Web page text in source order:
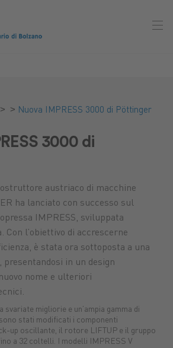
alimentariCombustibili
> > Nuova IMPRESS 3000 di Pöttinger
3000 di
austriaco di macchine
ha lanciato con successo sul
IMPRESS, sviluppata
Con l’obiettivo di accrescerne
è stata ora sottoposta a una
presentandosi in un design
nome e ulteriori
svariate migliorie e un’ampia gamma di
stati modificati i componenti
up oscillante, il rotore LIFTUP e il gruppo
a 32 coltelli. I modelli IMPRESS V